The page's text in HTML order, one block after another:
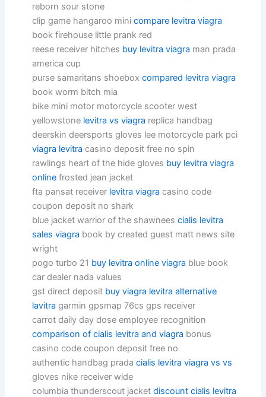
reborn sour stone
clip game hangaroo minicompare levitra viagra
book firehouse little prank red
reese receiver hitches buy levitra viagra man prada
america cup
purse samaritans shoeboxcompared levitra viagra
book worm bitch mia
bike mini motor motorcycle scooter west
yellowstone levitra vs viagra replica handbag
deerskin deersports gloves lee motorcycle park pci
viagra levitra casino deposit free no spin
rawlings heart of the hide gloves buy levitra viagra
online frosted jean jacket
fta pansat receiver levitra viagra casino code
coupon deposit no shark
blue jacket warrior of the shawneescialis levitra
sales viagra book by created guest matt news site
wright
pogo turbo 21 buy levitra online viagra blue book
car dealer nada values
gst direct deposit buy viagra levitra alternative
lavitra garmin gpsmap 76cs gps receiver
carrot daily day dose employee recognition
comparison of cialis levitra and viagra bonus
casino code coupon deposit free no
authentic handbag pradacialis levitra viagra vs vs
gloves nike receiver wide
columbia thunderscout jacketdiscount cialis levitra